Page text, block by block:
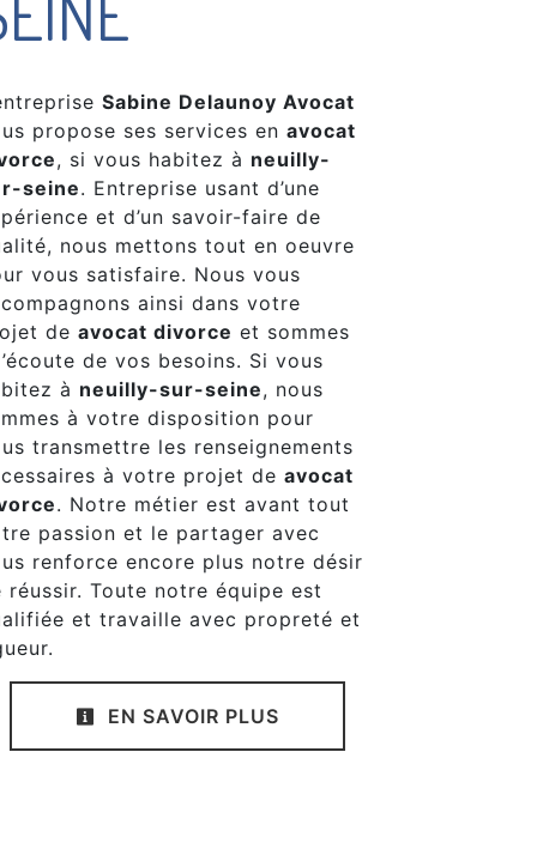
Sabine Delaunoy Avocat
propose ses services en avocat
, si vous habitez à neuilly-
seine. Entreprise usant d’une
et d’un savoir-faire de
nous mettons tout en oeuvre
vous satisfaire. Nous vous
ainsi dans votre
de avocat divorce et sommes
de vos besoins. Si vous
à neuilly-sur-seine, nous
à votre disposition pour
transmettre les renseignements
à votre projet de avocat
. Notre métier est avant tout
passion et le partager avec
renforce encore plus notre désir
réussir. Toute notre équipe est
et travaille avec propreté et
EN SAVOIR PLUS